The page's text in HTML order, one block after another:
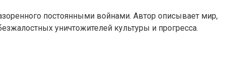
постоянными войнами. Автор описывает мир,
уничтожителей культуры и прогресса.